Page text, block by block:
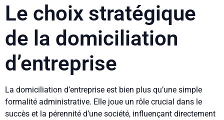
Le choix stratégique
de la domiciliation
d’entreprise
La domiciliation d’entreprise est bien plus qu’une simple
formalité administrative. Elle joue un rôle crucial dans le
succès et la pérennité d’une société, influençant directement